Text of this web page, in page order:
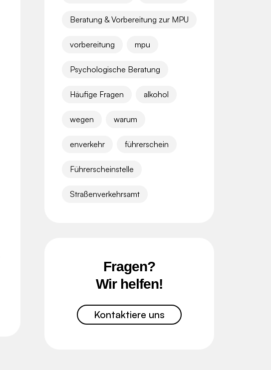
Beratung & Vorbereitung zur MPU
vorbereitung mpu
Psychologische Beratung
Häufige Fragen alkohol
wegen warum
enverkehr führerschein
Führerscheinstelle
Straßenverkehrsamt
Fragen?
Wir helfen!
Kontaktiere uns